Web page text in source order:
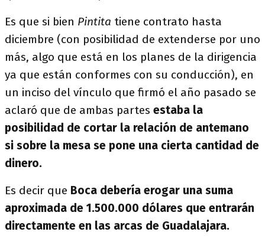
Es que si bien Pintita tiene contrato hasta
diciembre (con posibilidad de extenderse por uno
más, algo que está en los planes de la dirigencia
ya que están conformes con su conducción), en
un inciso del vínculo que firmó el año pasado se
aclaró que de ambas partes estaba la
posibilidad de cortar la relación de antemano
si sobre la mesa se pone una cierta cantidad de
dinero.
Es decir que Boca debería erogar una suma
aproximada de 1.500.000 dólares que entrarán
directamente en las arcas de Guadalajara.